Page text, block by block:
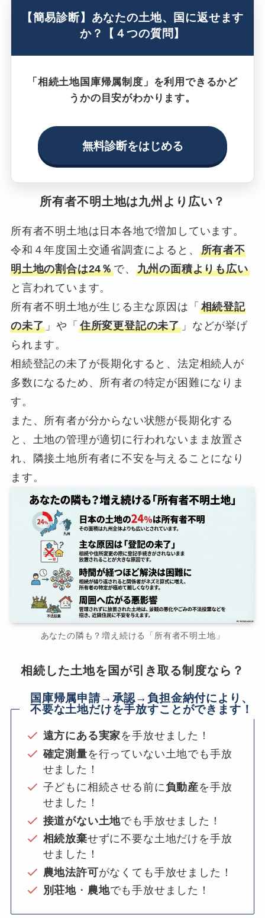
【簡易診断】あなたの土地、国に返せます
か？【４つの質問】
「相続土地国庫帰属制度」を利用できるかど
うかの目安がわかります。
無料診断をはじめる
所有者不明土地は九州より広い？
所有者不明土地は日本各地で増加しています。
令和４年度国土交通省調査によると、 所有者不
明土地の割合は24％で、 九州の面積よりも広い
と言われています。
所有者不明土地が生じる主な原因は「 相続登記
の未了 」や「 住所変更登記の未了 」などが挙げ
られます。
相続登記の未了が長期化すると、法定相続人が
多数になるため、所有者の特定が困難になりま
す。
また、所有者が分からない状態が長期化する
と、土地の管理が適切に行われないまま放置さ
れ、隣接土地所有者に不安を与えることになり
ます。
あなたの隣も？増え続ける「所有者不明土地」
相続した土地を国が引き取る制度なら？
国庫帰属申請→承認→負担金納付により、
不要な土地だけを手放すことができます！
遠方にある実家を手放せました！
確定測量を行っていない土地でも手放
せました！
子どもに相続させる前に負動産を手放
せました！
接道がない土地でも手放せました！
相続放棄せずに不要な土地だけを手放
せました！
農地法許可がなくても手放せました！
別荘地 ・ 農地でも手放せました！